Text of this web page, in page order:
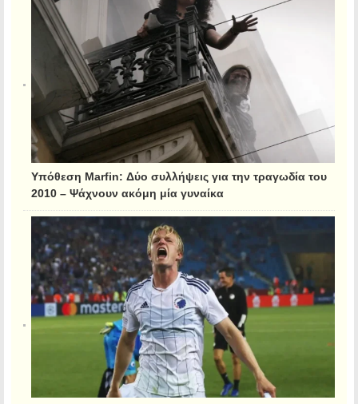
Υπόθεση Marfin: Δύο συλλήψεις για την τραγωδία του
2010 – Ψάχνουν ακόμη μία γυναίκα